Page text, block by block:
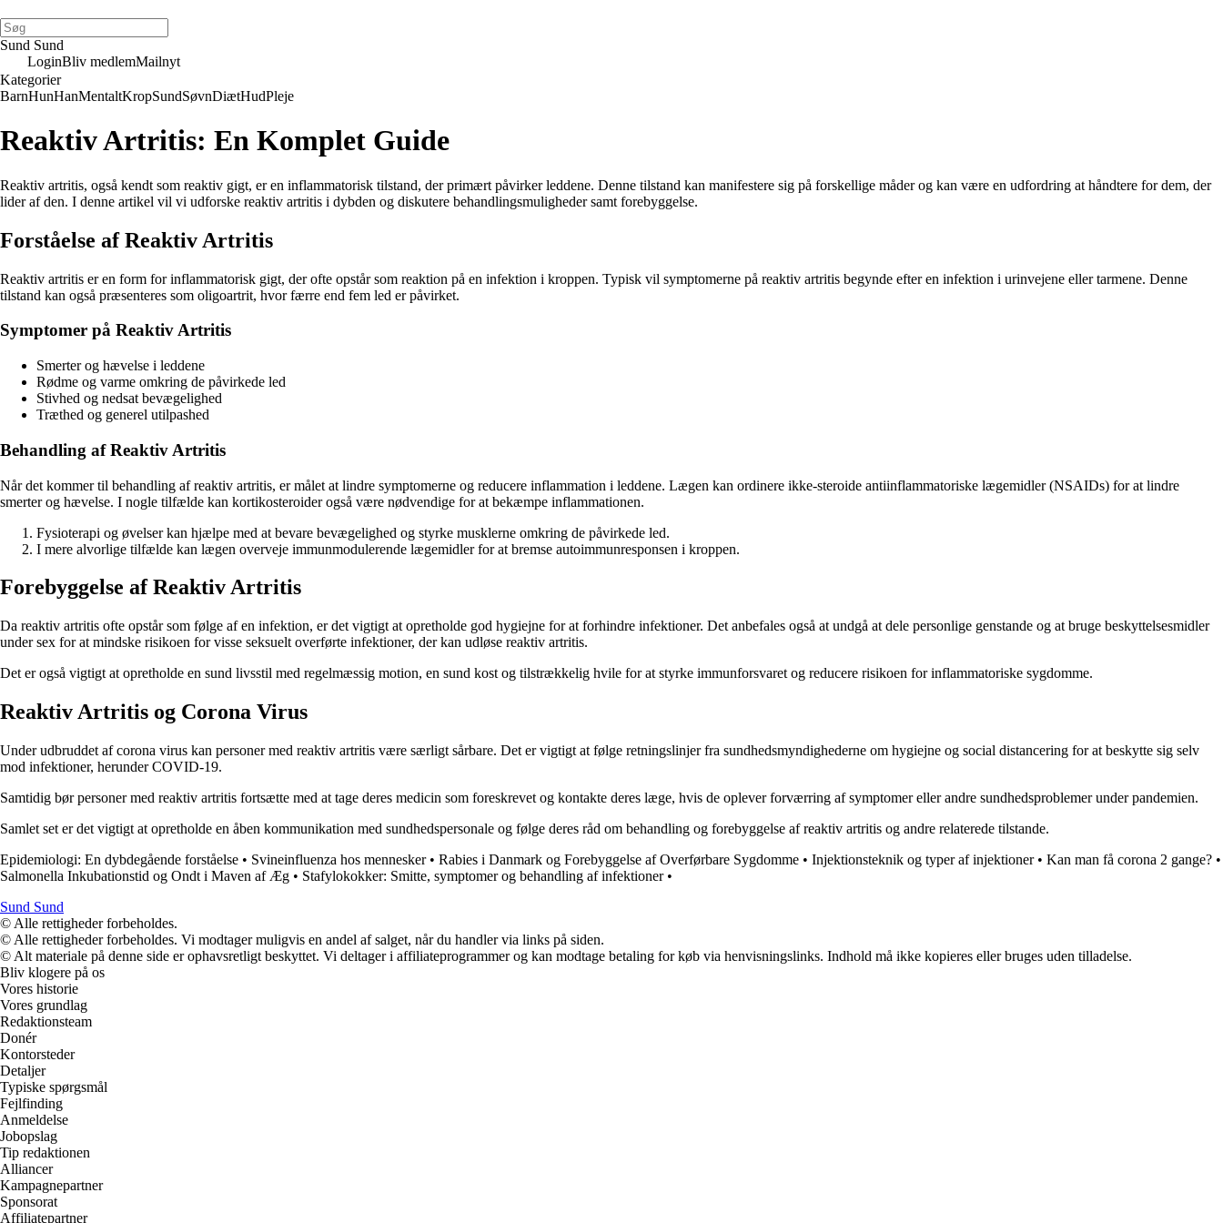
Sund Sund
LoginBliv medlemMailnyt
Kategorier
BarnHunHanMentaltKropSundSøvnDiætHudPleje
Reaktiv Artritis: En Komplet Guide
Reaktiv artritis, også kendt som reaktiv gigt, er en inflammatorisk tilstand, der primært påvirker leddene. Denne tilstand kan manifestere sig på forskellige måder og kan være en udfordring at håndtere for dem, der
lider af den. I denne artikel vil vi udforske reaktiv artritis i dybden og diskutere behandlingsmuligheder samt forebyggelse.
Forståelse af Reaktiv Artritis
Reaktiv artritis er en form for inflammatorisk gigt, der ofte opstår som reaktion på en infektion i kroppen. Typisk vil symptomerne på reaktiv artritis begynde efter en infektion i urinvejene eller tarmene. Denne
tilstand kan også præsenteres som oligoartrit, hvor færre end fem led er påvirket.
Symptomer på Reaktiv Artritis
Smerter og hævelse i leddene
Rødme og varme omkring de påvirkede led
Stivhed og nedsat bevægelighed
Træthed og generel utilpashed
Behandling af Reaktiv Artritis
Når det kommer til behandling af reaktiv artritis, er målet at lindre symptomerne og reducere inflammation i leddene. Lægen kan ordinere ikke-steroide antiinflammatoriske lægemidler (NSAIDs) for at lindre
smerter og hævelse. I nogle tilfælde kan kortikosteroider også være nødvendige for at bekæmpe inflammationen.
Fysioterapi og øvelser kan hjælpe med at bevare bevægelighed og styrke musklerne omkring de påvirkede led.
I mere alvorlige tilfælde kan lægen overveje immunmodulerende lægemidler for at bremse autoimmunresponsen i kroppen.
Forebyggelse af Reaktiv Artritis
Da reaktiv artritis ofte opstår som følge af en infektion, er det vigtigt at opretholde god hygiejne for at forhindre infektioner. Det anbefales også at undgå at dele personlige genstande og at bruge beskyttelsesmidler
under sex for at mindske risikoen for visse seksuelt overførte infektioner, der kan udløse reaktiv artritis.
Det er også vigtigt at opretholde en sund livsstil med regelmæssig motion, en sund kost og tilstrækkelig hvile for at styrke immunforsvaret og reducere risikoen for inflammatoriske sygdomme.
Reaktiv Artritis og Corona Virus
Under udbruddet af corona virus kan personer med reaktiv artritis være særligt sårbare. Det er vigtigt at følge retningslinjer fra sundhedsmyndighederne om hygiejne og social distancering for at beskytte sig selv
mod infektioner, herunder COVID-19.
Samtidig bør personer med reaktiv artritis fortsætte med at tage deres medicin som foreskrevet og kontakte deres læge, hvis de oplever forværring af symptomer eller andre sundhedsproblemer under pandemien.
Samlet set er det vigtigt at opretholde en åben kommunikation med sundhedspersonale og følge deres råd om behandling og forebyggelse af reaktiv artritis og andre relaterede tilstande.
Epidemiologi: En dybdegående forståelse • Svineinfluenza hos mennesker• Rabies i Danmark og Forebyggelse af Overførbare Sygdomme • Injektionsteknik og typer af injektioner• Kan man få corona 2 gange? •
Salmonella Inkubationstid og Ondt i Maven af Æg • Stafylokokker: Smitte, symptomer og behandling af infektioner•
Sund Sund
© Alle rettigheder forbeholdes.
© Alle rettigheder forbeholdes. Vi modtager muligvis en andel af salget, når du handler via links på siden.
© Alt materiale på denne side er ophavsretligt beskyttet. Vi deltager i affiliateprogrammer og kan modtage betaling for køb via henvisningslinks. Indhold må ikke kopieres eller bruges uden tilladelse.
Bliv klogere på os
Vores historie
Vores grundlag
Redaktionsteam
Donér
Kontorsteder
Detaljer
Typiske spørgsmål
Fejlfinding
Anmeldelse
Jobopslag
Tip redaktionen
Alliancer
Kampagnepartner
Sponsorat
Affiliatepartner